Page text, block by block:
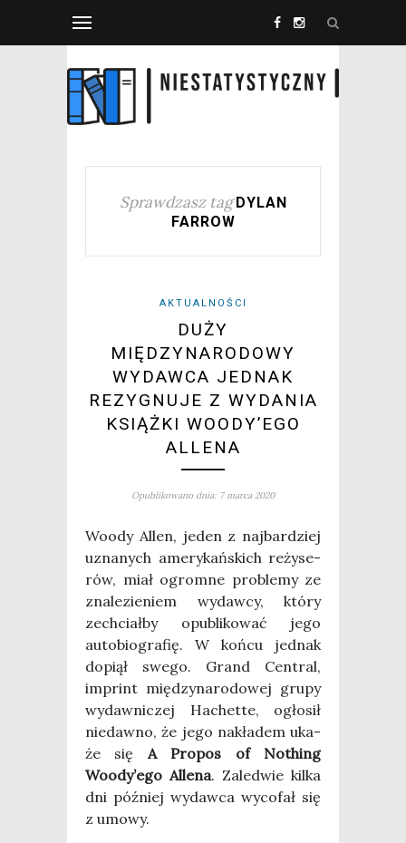
Sprawdzasz tag DYLAN
FARROW
AKTUALNOŚCI
DUŻY
MIĘDZYNARODOWY
WYDAWCA JEDNAK
REZYGNUJE Z WYDANIA
KSIĄŻKI WOODY’EGO
ALLENA
Opublikowano dnia: 7 marca 2020
Woody Allen, jeden z naj­bar­dziej
uzna­nych ame­ry­kań­skich reży­se­
rów, miał ogrom­ne pro­ble­my ze
zna­le­zie­niem wydaw­cy, któ­ry
zechciał­by opu­bli­ko­wać jego
auto­bio­gra­fię. W koń­cu jed­nak
dopiął swe­go. Grand Cen­tral,
imprint mię­dzy­na­ro­do­wej gru­py
wydaw­ni­czej Hachet­te, ogło­sił
nie­daw­no, że jego nakła­dem uka­
że się A Pro­pos of Nothing
Woody’ego Alle­na. Zale­d­wie kil­ka
dni póź­niej wydaw­ca wyco­fał się
z umo­wy.